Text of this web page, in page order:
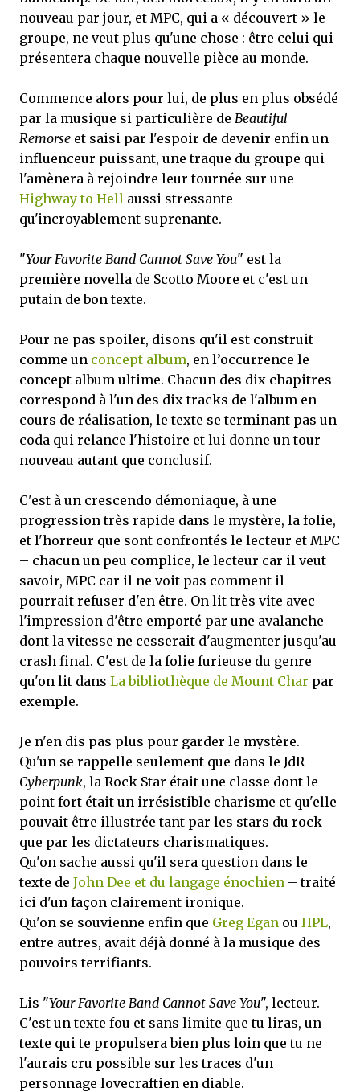
nouveau par jour, et MPC, qui a « découvert » le
groupe, ne veut plus qu'une chose : être celui qui
présentera chaque nouvelle pièce au monde.
Commence alors pour lui, de plus en plus obsédé
par la musique si particulière de Beautiful
Remorse et saisi par l'espoir de devenir enfin un
influenceur puissant, une traque du groupe qui
l'amènera à rejoindre leur tournée sur une
Highway to Hell aussi stressante
qu'incroyablement suprenante.
"Your Favorite Band Cannot Save You" est la
première novella de Scotto Moore et c'est un
putain de bon texte.
Pour ne pas spoiler, disons qu'il est construit
comme un concept album, en l’occurrence le
concept album ultime. Chacun des dix chapitres
correspond à l'un des dix tracks de l'album en
cours de réalisation, le texte se terminant pas un
coda qui relance l'histoire et lui donne un tour
nouveau autant que conclusif.
C'est à un crescendo démoniaque, à une
progression très rapide dans le mystère, la folie,
et l'horreur que sont confrontés le lecteur et MPC
– chacun un peu complice, le lecteur car il veut
savoir, MPC car il ne voit pas comment il
pourrait refuser d'en être. On lit très vite avec
l'impression d'être emporté par une avalanche
dont la vitesse ne cesserait d'augmenter jusqu'au
crash final. C'est de la folie furieuse du genre
qu'on lit dans La bibliothèque de Mount Char par
exemple.
Je n'en dis pas plus pour garder le mystère.
Qu'un se rappelle seulement que dans le JdR
Cyberpunk, la Rock Star était une classe dont le
point fort était un irrésistible charisme et qu'elle
pouvait être illustrée tant par les stars du rock
que par les dictateurs charismatiques.
Qu'on sache aussi qu'il sera question dans le
texte de John Dee et du langage énochien – traité
ici d'un façon clairement ironique.
Qu'on se souvienne enfin que Greg Egan ou HPL,
entre autres, avait déjà donné à la musique des
pouvoirs terrifiants.
Lis "Your Favorite Band Cannot Save You", lecteur.
C'est un texte fou et sans limite que tu liras, un
texte qui te propulsera bien plus loin que tu ne
l'aurais cru possible sur les traces d'un
personnage lovecraftien en diable.